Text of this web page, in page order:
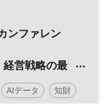
ンファレン
営戦略の最
資産活用の実
AIデータ 知財